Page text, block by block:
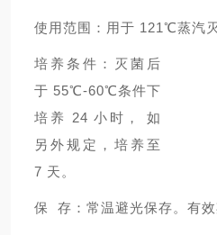
使用范围：用于 121℃蒸汽
培养条件：灭菌后
于 55℃-60℃条件下
培养 24 小时， 如
另外规定，培养至
7 天。
保 存：常温避光保存。有效